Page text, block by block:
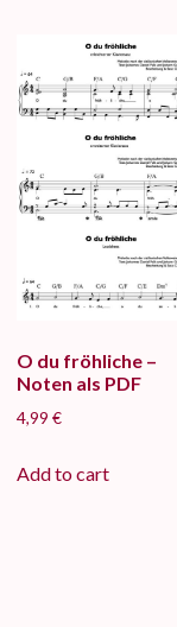
O du fröhliche –
Noten als PDF
4,99 €
Add to cart